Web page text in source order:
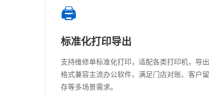
🖨️
标准化打印导出
支持维修单标准化打印，适配各类打印机，导出
格式兼容主流办公软件，满足门店对账、客户留
存等多场景需求。